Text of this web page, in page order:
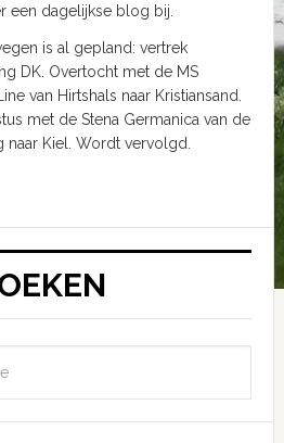
een dagelijkse blog bij.
is al gepland: vertrek
DK. Overtocht met de MS
van Hirtshals naar Kristiansand.
met de Stena Germanica van de
naar Kiel. Wordt vervolgd.